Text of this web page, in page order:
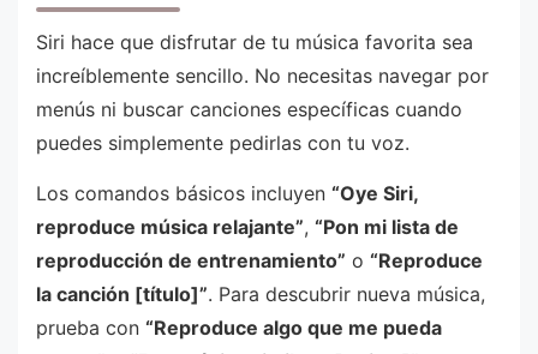
Siri hace que disfrutar de tu música favorita sea
increíblemente sencillo. No necesitas navegar por
menús ni buscar canciones específicas cuando
puedes simplemente pedirlas con tu voz.
Los comandos básicos incluyen “Oye Siri,
reproduce música relajante”, “Pon mi lista de
reproducción de entrenamiento” o “Reproduce
la canción [título]”. Para descubrir nueva música,
prueba con “Reproduce algo que me pueda